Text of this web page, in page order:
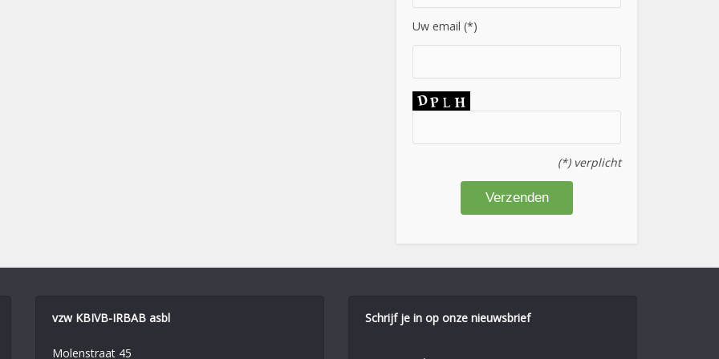
Uw email (*)
(*) verplicht
vzw KBIVB-IRBAB asbl
Molenstraat 45
Schrijf je in op onze nieuwsbrief